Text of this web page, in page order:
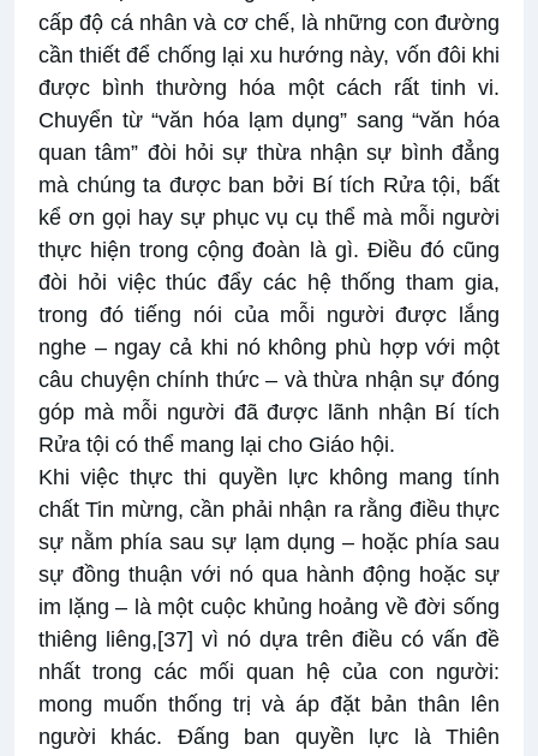
cấp độ cá nhân và cơ chế, là những con đường
cần thiết để chống lại xu hướng này, vốn đôi khi
được bình thường hóa một cách rất tinh vi.
Chuyển từ “văn hóa lạm dụng” sang “văn hóa
quan tâm” đòi hỏi sự thừa nhận sự bình đẳng
mà chúng ta được ban bởi Bí tích Rửa tội, bất
kể ơn gọi hay sự phục vụ cụ thể mà mỗi người
thực hiện trong cộng đoàn là gì. Điều đó cũng
đòi hỏi việc thúc đẩy các hệ thống tham gia,
trong đó tiếng nói của mỗi người được lắng
nghe – ngay cả khi nó không phù hợp với một
câu chuyện chính thức – và thừa nhận sự đóng
góp mà mỗi người đã được lãnh nhận Bí tích
Rửa tội có thể mang lại cho Giáo hội.
Khi việc thực thi quyền lực không mang tính
chất Tin mừng, cần phải nhận ra rằng điều thực
sự nằm phía sau sự lạm dụng – hoặc phía sau
sự đồng thuận với nó qua hành động hoặc sự
im lặng – là một cuộc khủng hoảng về đời sống
thiêng liêng,[37] vì nó dựa trên điều có vấn đề
nhất trong các mối quan hệ của con người:
mong muốn thống trị và áp đặt bản thân lên
người khác. Đấng ban quyền lực là Thiên